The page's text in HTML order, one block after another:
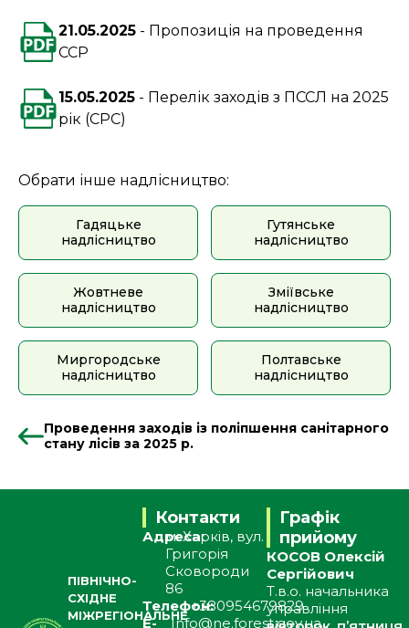
21.05.2025
Пропозиція на проведення
ССР
15.05.2025
Перелік заходів з ПССЛ на 2025
рік (СРС)
Обрати інше надлісництво:
Гадяцьке
надлісництво
Гутянське
надлісництво
Жовтневе
надлісництво
Зміївське
надлісництво
Миргородське
надлісництво
Полтавське
надлісництво
Проведення заходів із поліпшення санітарного
стану лісів за 2025 р.
ПІВНІЧНО-
СХІДНЕ
МІЖРЕГІОНАЛЬНЕ
Контакти
Адреса:
м. Харків, вул.
Григорія
Сковороди
86
Телефон:+380954679829
E-
Info@ne.forest.gov.ua
Графік
прийому
КОСОВ Олексій
Сергійович
Т.в.о. начальника
управління